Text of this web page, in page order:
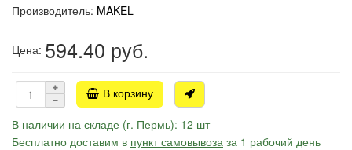
Производитель: MAKEL
Цена: 594.40 руб.
В корзину
В наличии на складе (г. Пермь): 12 шт
Бесплатно доставим в пункт самовывоза за 1 рабочий день